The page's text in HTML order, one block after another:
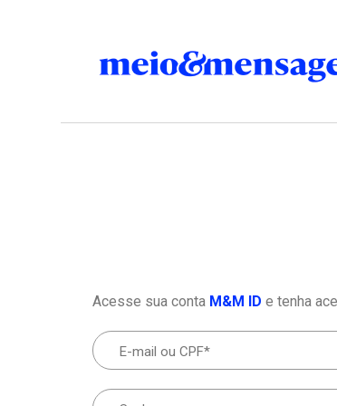
Acesse sua conta M&M ID e tenha